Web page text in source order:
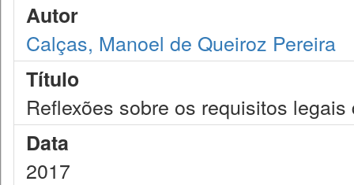
Autor
Calças, Manoel de Queiroz Pereira
Título
Reflexões sobre os requisitos
Data
2017